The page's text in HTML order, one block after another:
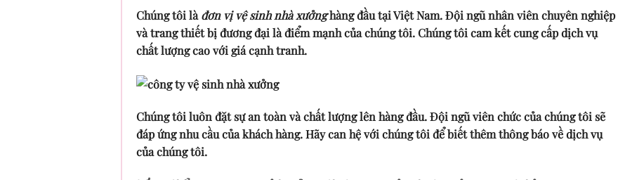
Chúng tôi làđơn vị vệ sinh nhà xưởnghàng đầu tại Việt Nam. Đội ngũ nhân viên chuyên nghiệp
và trang thiết bị đương đại là điểm mạnh của chúng tôi. Chúng tôi cam kết cung cấp dịch vụ
chất lượng cao với giá cạnh tranh.
Chúng tôi luôn đặt sự an toàn và chất lượng lên hàng đầu. Đội ngũ viên chức của chúng tôi sẽ
đáp ứng nhu cầu của khách hàng. Hãy can hệ với chúng tôi để biết thêm thông báo về dịch vụ
của chúng tôi.